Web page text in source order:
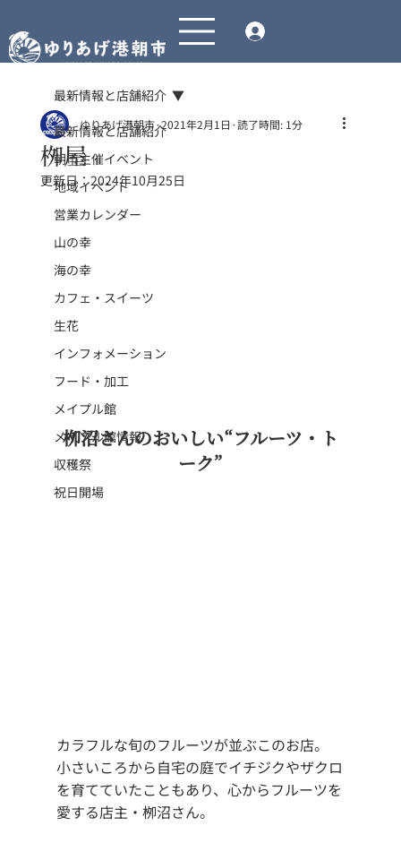
最新情報と店舗紹介
朝市主催イベント
地域イベント
営業カレンダー
山の幸
海の幸
カフェ・スイーツ
生花
インフォメーション
フード・加工
メイプル館
メイプル館情報
収穫祭
祝日開場
最新情報と店舗紹介
栁屋
ゆりあげ港朝市 2021年2月1日 読了時間: 1分
更新日：2024年10月25日
栁沼さんのおいしい“フルーツ・ト
ーク”
カラフルな旬のフルーツが並ぶこのお店。
小さいころから自宅の庭でイチジクやザクロ
を育てていたこともあり、心からフルーツを
愛する店主・栁沼さん。